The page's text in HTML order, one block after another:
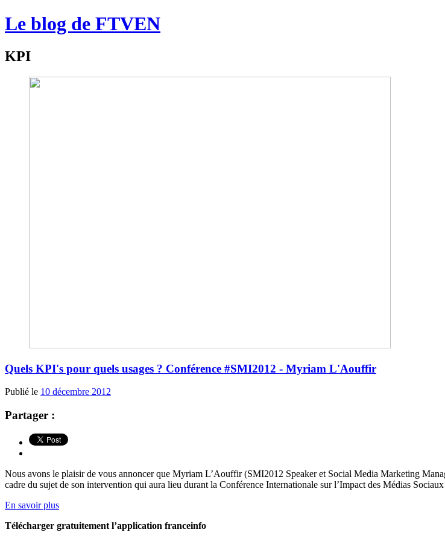
Le blog de FTVEN
KPI
Quels KPI's pour quels usages ? Conférence #SMI2012 - Myriam L'Aouffir
Publié le 10 décembre 2012
Partager :
Nous avons le plaisir de vous annoncer que Myriam L’Aouffir (SMI2012 Speaker et Social Media Marketing
cadre du sujet de son intervention qui aura lieu durant la Conférence Internationale sur l’Impact des Médias
En savoir plus
Télécharger gratuitement l’application franceinfo